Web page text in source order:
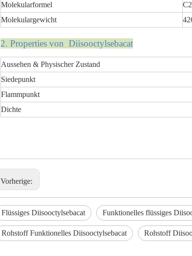
Molekularformel
Molekulargewicht
2. Properties von Diisooctylsebacat
Aussehen & Physischer Zustand
Siedepunkt
Flammpunkt
Dichte
Vorherige:
Flüssiges Diisooctylsebacat Funktionelles flüssiges
Rohstoff Funktionelles Diisooctylsebacat Rohstoff